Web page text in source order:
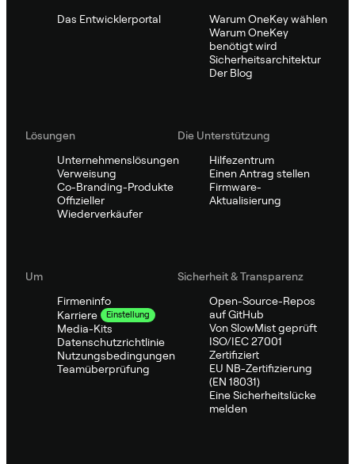
Das Entwicklerportal
Warum OneKey wählen
Warum OneKey
benötigt wird
Sicherheitsarchitektur
Der Blog
Lösungen
Unternehmenslösungen
Verweisung
Co-Branding-Produkte
Offizieller
Wiederverkäufer
Die Unterstützung
Hilfezentrum
Einen Antrag stellen
Firmware-
Aktualisierung
Um
Firmeninfo
Karriere
Einstellung
Media-Kits
Datenschutzrichtlinie
Nutzungsbedingungen
Teamüberprüfung
Sicherheit & Transparenz
Open-Source-Repos
auf GitHub
Von SlowMist geprüft
ISO/IEC 27001
Zertifiziert
EU NB-Zertifizierung
(EN 18031)
Eine Sicherheitslücke
melden